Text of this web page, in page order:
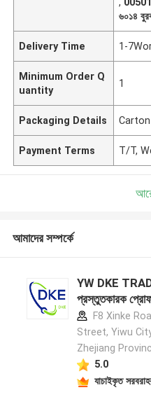
৬০১৪
Delivery Time 1-
Minimum Order Q
uantity
1
Packaging Details
Payment Terms T/T,
আমাদের সম্পর্কে
YW DKE
প্রস্তুতকারক
F8 Xinke
Street, Yiwu
Zhejiang
5.0
যাচাইকৃত